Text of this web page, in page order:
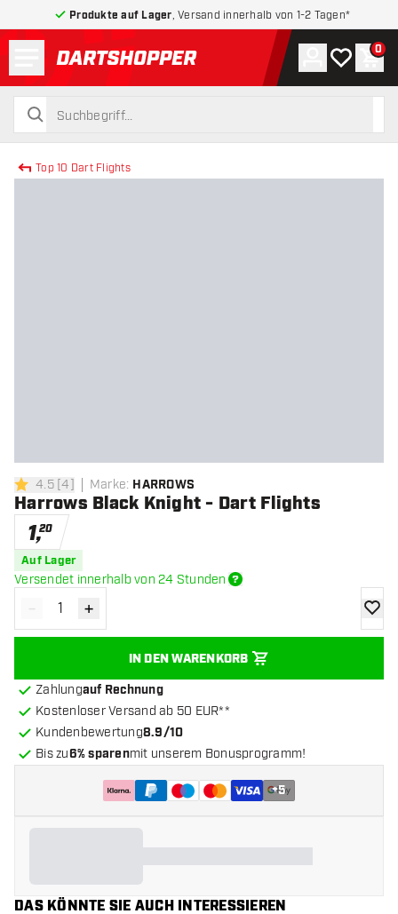
Produkte auf Lager , Versand innerhalb von 1-2 Tagen*
zurück zur Startseite
suchen
suchen
Konto
Meine 0
Top 10 Dart Flights
4.5 Bewertungssterne
4.5[4] Marke: HARROWS
Harrows Black Knight - Dart Flights
1,20
Auf Lager
Versendet innerhalb von 24 Stunden
Menge verringern
- Menge erhöhen
+
IN DEN WARENKORB
Zur
Zahlungauf Rechnung
Kostenloser Versand ab 50 EUR**
Kundenbewertung8.9/10
Bis zu6% sparenmit unserem Bonusprogramm!
+5
DAS KÖNNTE SIE AUCH INTERESSIEREN